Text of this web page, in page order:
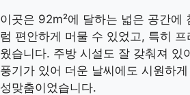
이곳은 92m²에 달하는 넓은 공간에
럼 편안하게 머물 수 있었고, 특히
웠습니다. 주방 시설도 잘 갖춰져 있
풍기가 있어 더운 날씨에도 시원하
성맞춤이었습니다.